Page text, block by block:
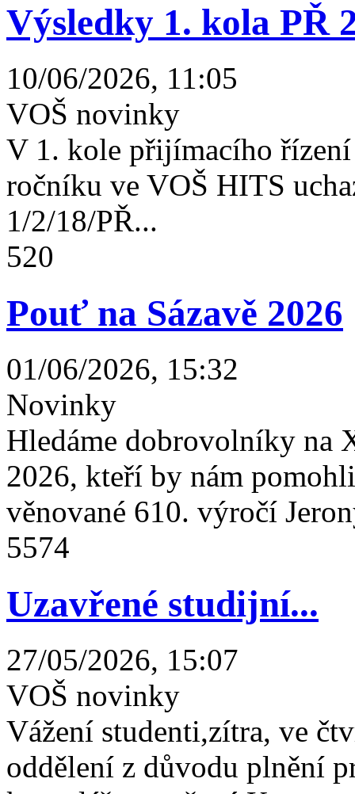
Výsledky 1. kola PŘ
10/06/2026, 11:05
VOŠ novinky
V 1. kole přijímacího
ročníku ve VOŠ HITS
1/2/18/PŘ...
520
Pouť na Sázavě 2026
01/06/2026, 15:32
Novinky
Hledáme dobrovolníky na
2026, kteří by nám
věnované 610. výročí
5574
Uzavřené studijní...
27/05/2026, 15:07
VOŠ novinky
Vážení studenti,zítra, ve
oddělení z důvodu plnění